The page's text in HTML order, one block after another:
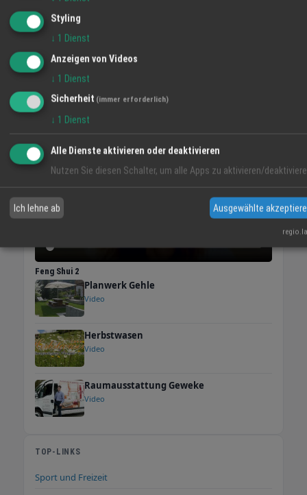
VIDEO-TIPP
Feng Shui 2
Planwerk Gehle
Video
Herbstwasen
Video
Raumausstattung Geweke
Video
TOP-LINKS
Sport und Freizeit
Styling
↓ 1 Dienst
Anzeigen von Videos
↓ 1 Dienst
Sicherheit (immer erforderlich)
↓ 1 Dienst
Alle Dienste aktivieren oder deaktivieren
Nutzen Sie diesen Schalter, um alle Apps zu aktivieren/
Ich lehne ab Ausgewählte